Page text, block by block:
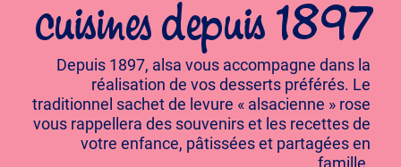
cuisines depuis 1897
Depuis 1897, alsa vous accompagne dans la
réalisation de vos desserts préférés. Le
traditionnel sachet de levure « alsacienne » rose
vous rappellera des souvenirs et les recettes de
votre enfance, pâtissées et partagées en
famille.